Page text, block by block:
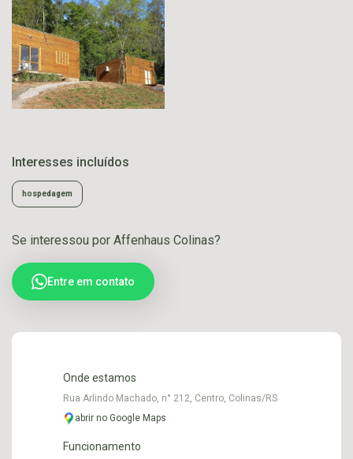
Interesses incluídos
hospedagem
Se interessou por Affenhaus Colinas?
Entre em contato
Onde estamos
Rua Arlindo Machado, n° 212, Centro, Colinas/RS
abrir no Google Maps
Funcionamento